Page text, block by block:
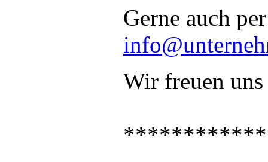
Gerne auch
Wir freuen uns